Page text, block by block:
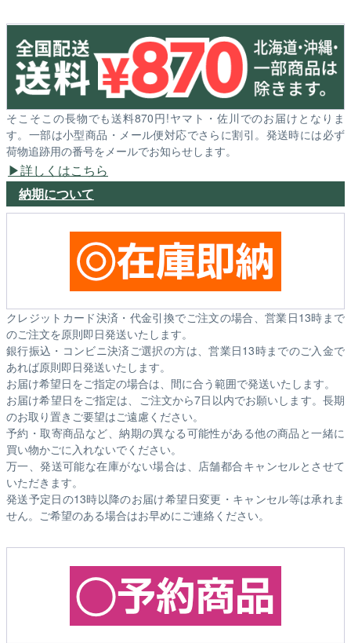
そこそこの長物でも送料870円!ヤマト・佐川でのお届けとなりま
す。一部は小型商品・メール便対応でさらに割引。発送時には必ず
荷物追跡用の番号をメールでお知らせします。
詳しくはこちら
納期について
クレジットカード決済・代金引換でご注文の場合、営業日13時まで
のご注文を原則即日発送いたします。
銀行振込・コンビニ決済ご選択の方は、営業日13時までのご入金で
あれば原則即日発送いたします。
お届け希望日をご指定の場合は、間に合う範囲で発送いたします。
お届け希望日をご指定は、ご注文から7日以内でお願いします。長期
のお取り置きご要望はご遠慮ください。
予約・取寄商品など、納期の異なる可能性がある他の商品と一緒に
買い物かごに入れないでください。
万一、発送可能な在庫がない場合は、店舗都合キャンセルとさせて
いただきます。
発送予定日の13時以降のお届け希望日変更・キャンセル等は承れま
せん。ご希望のある場合はお早めにご連絡ください。